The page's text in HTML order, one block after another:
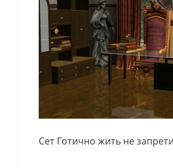
Сет Готично жить не